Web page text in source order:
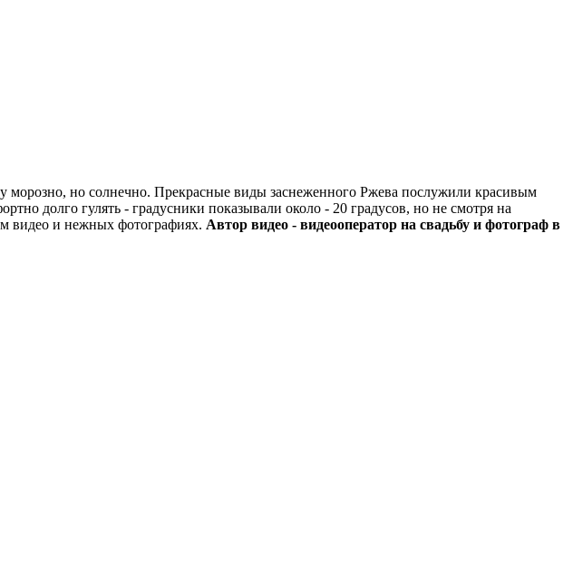
но солнечно. Прекрасные виды заснеженного Ржева послужили красивым
долго гулять - градусники показывали около - 20 градусов, но не смотря на
видео и нежных фотографиях. Автор видео - видеооператор на свадьбу и фотограф в